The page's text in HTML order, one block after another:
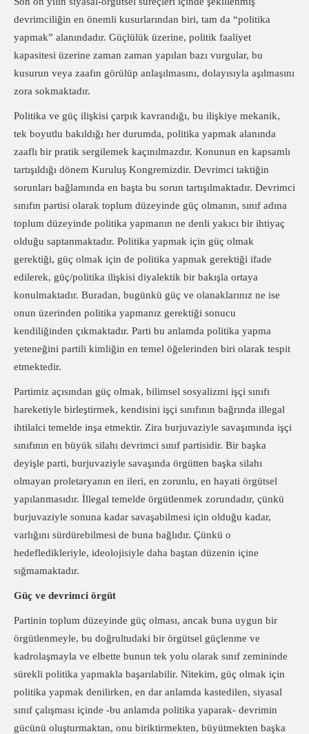
devrimciliğin en önemli kusurlarından biri, tam da “politika
yapmak” alanındadır. Güçlülük üzerine, politik faaliyet
kapasitesi üzerine zaman zaman yapılan bazı vurgular, bu
kusurun veya zaafın görülüp anlaşılmasını, dolayısıyla aşılmasını
zora sokmaktadır.
Politika ve güç ilişkisi çarpık kavrandığı, bu ilişkiye mekanik,
tek boyutlu bakıldığı her durumda, politika yapmak alanında
zaaflı bir pratik sergilemek kaçınılmazdır. Konunun en kapsamlı
tartışıldığı dönem Kuruluş Kongremizdir. Devrimci taktiğin
sorunları bağlamında en başta bu sorun tartışılmaktadır. Devrimci
sınıfın partisi olarak toplum düzeyinde güç olmanın, sınıf adına
toplum düzeyinde politika yapmanın ne denli yakıcı bir ihtiyaç
olduğu saptanmaktadır. Politika yapmak için güç olmak
gerektiği, güç olmak için de politika yapmak gerektiği ifade
edilerek, güç/politika ilişkisi diyalektik bir bakışla ortaya
konulmaktadır. Buradan, bugünkü güç ve olanaklarınız ne ise
onun üzerinden politika yapmanız gerektiği sonucu
kendiliğinden çıkmaktadır. Parti bu anlamda politika yapma
yeteneğini partili kimliğin en temel öğelerinden biri olarak tespit
etmektedir.
Partimiz açısından güç olmak, bilimsel sosyalizmi işçi sınıfı
hareketiyle birleştirmek, kendisini işçi sınıfının bağrında illegal
ihtilalci temelde inşa etmektir. Zira burjuvaziyle savaşımında işçi
sınıfının en büyük silahı devrimci sınıf partisidir. Bir başka
deyişle parti, burjuvaziyle savaşında örgütten başka silahı
olmayan proletaryanın en ileri, en zorunlu, en hayati örgütsel
yapılanmasıdır. İllegal temelde örgütlenmek zorundadır, çünkü
burjuvaziyle sonuna kadar savaşabilmesi için olduğu kadar,
varlığını sürdürebilmesi de buna bağlıdır. Çünkü o
hedefledikleriyle, ideolojisiyle daha baştan düzenin içine
sığmamaktadır.
Güç ve devrimci örgüt
Partinin toplum düzeyinde güç olması, ancak buna uygun bir
örgütlenmeyle, bu doğrultudaki bir örgütsel güçlenme ve
kadrolaşmayla ve elbette bunun tek yolu olarak sınıf zemininde
sürekli politika yapmakla başarılabilir. Nitekim, güç olmak için
politika yapmak denilirken, en dar anlamda kastedilen, siyasal
sınıf çalışması içinde -bu anlamda politika yaparak- devrimin
gücünü oluşturmaktan, onu biriktirmekten, büyütmekten başka